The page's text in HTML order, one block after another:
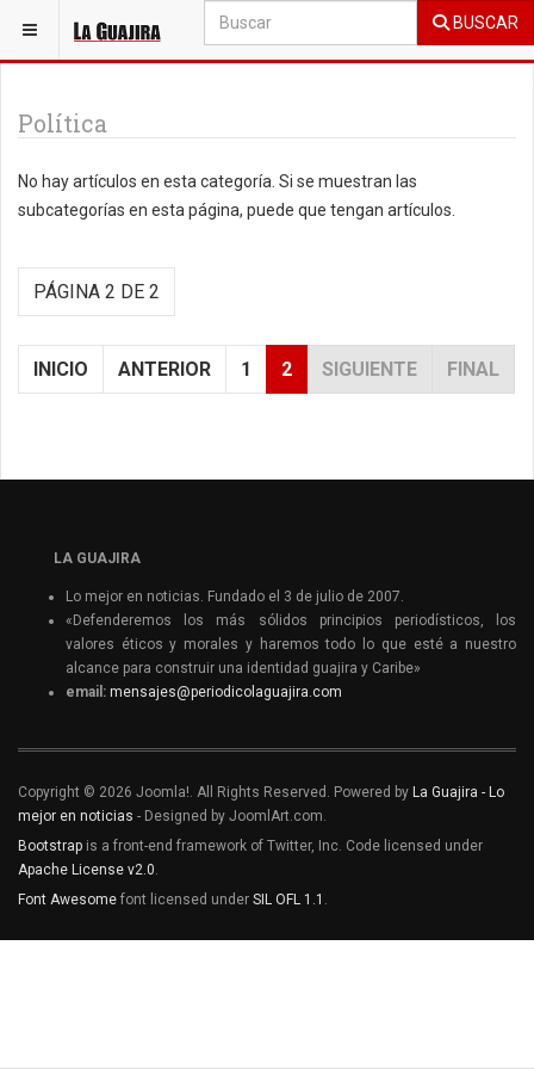
BUSCAR
ESTÁ AQUÍ: LA GUAJIRA
Política
No hay artículos en esta categoría. Si se muestran las
subcategorías en esta página, puede que tengan artículos.
PÁGINA 2 DE 2
INICIO ANTERIOR 1 2 SIGUIENTE FINAL
LA GUAJIRA
Lo mejor en noticias. Fundado el 3 de julio de 2007.
«Defenderemos los más sólidos principios periodísticos, los
valores éticos y morales y haremos todo lo que esté a nuestro
alcance para construir una identidad guajira y Caribe»
email: mensajes@periodicolaguajira.com
Copyright © 2026 Joomla!. All Rights Reserved. Powered by La Guajira - Lo
mejor en noticias - Designed by JoomlArt.com.
Bootstrap is a front-end framework of Twitter, Inc. Code licensed under
Apache License v2.0.
Font Awesome font licensed under SIL OFL 1.1 .